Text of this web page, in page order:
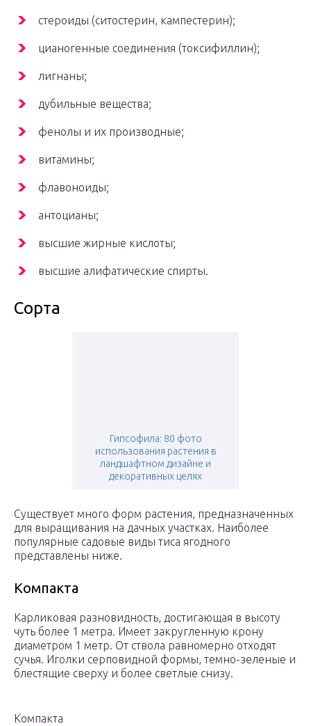
стероиды (ситостерин, кампестерин);
цианогенные соединения (токсифиллин);
лигнаны;
дубильные вещества;
фенолы и их производные;
витамины;
флавоноиды;
антоцианы;
высшие жирные кислоты;
высшие алифатические спирты.
Сорта
Гипсофила: 80 фото
использования растения в
ландшафтном дизайне и
декоративных целях
Существует много форм растения, предназначенных
для выращивания на дачных участках. Наиболее
популярные садовые виды тиса ягодного
представлены ниже.
Компакта
Карликовая разновидность, достигающая в высоту
чуть более 1 метра. Имеет закругленную крону
диаметром 1 метр. От ствола равномерно отходят
сучья. Иголки серповидной формы, темно-зеленые и
блестящие сверху и более светлые снизу.
Компакта